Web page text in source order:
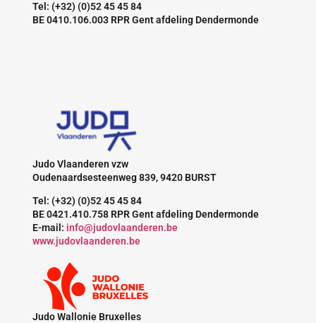
Tel: (+32) (0)52 45 45 84
BE 0410.106.003 RPR Gent afdeling Dendermonde
Judo Vlaanderen vzw
Oudenaardsesteenweg 839, 9420 BURST
Tel: (+32) (0)52 45 45 84
BE 0421.410.758 RPR Gent afdeling Dendermonde
E-mail: info@judovlaanderen.be
www.judovlaanderen.be
Judo Wallonie Bruxelles